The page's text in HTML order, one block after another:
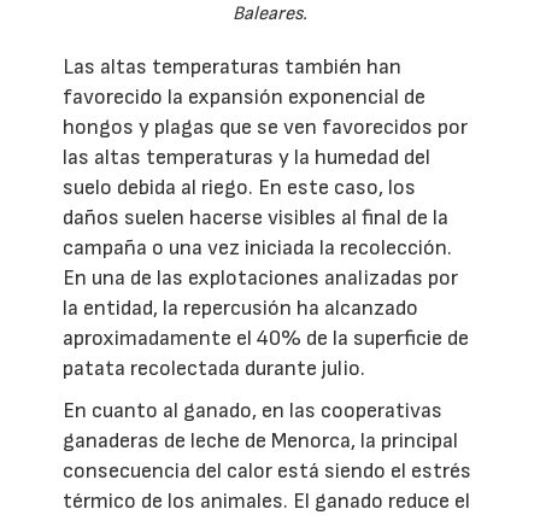
Baleares.
Las altas temperaturas también han
favorecido la expansión exponencial de
hongos y plagas que se ven favorecidos por
las altas temperaturas y la humedad del
suelo debida al riego. En este caso, los
daños suelen hacerse visibles al final de la
campaña o una vez iniciada la recolección.
En una de las explotaciones analizadas por
la entidad, la repercusión ha alcanzado
aproximadamente el 40% de la superficie de
patata recolectada durante julio.
En cuanto al ganado, en las cooperativas
ganaderas de leche de Menorca, la principal
consecuencia del calor está siendo el estrés
térmico de los animales. El ganado reduce el